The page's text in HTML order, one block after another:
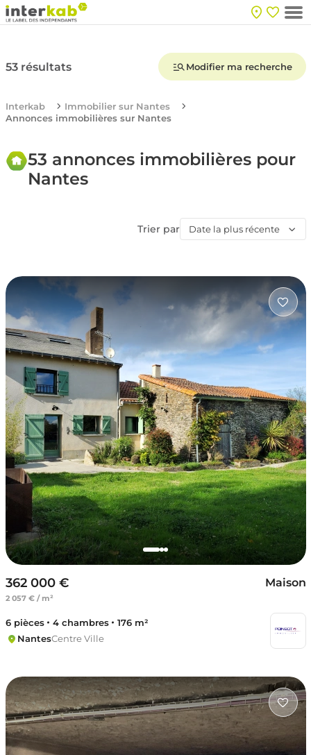
53 résultats Modifier ma recherche
Interkab
Immobilier sur Nantes
Annonces immobilières sur Nantes
53 annonces immobilières pour
Nantes
Trier par Date la plus récente
362 000 €
2 057 € / m²
Maison
6 pièces 4 chambres
176 m²
NantesCentre Ville